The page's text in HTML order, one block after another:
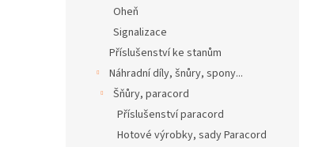
Oheň
Signalizace
Příslušenství ke stanům
Náhradní díly, šnůry, spony...
Šňůry, paracord
Příslušenství paracord
Hotové výrobky, sady Paracord